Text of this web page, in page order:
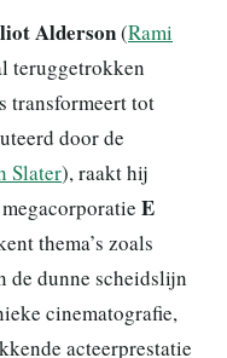
Alderson(Rami
teruggetrokken
transformeert tot
door de
Slater), raakt hij
E
thema’s zoals
dunne scheidslijn
cinematografie,
acteerprestatie